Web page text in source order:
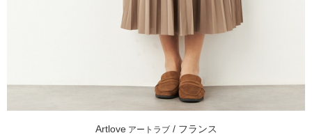
Artloveアートラブ/ フランス